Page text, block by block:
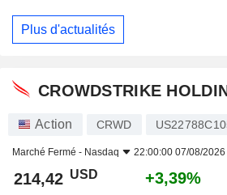
Plus d'actualités
CROWDSTRIKE
Action CRWD
Marché Fermé - Nasdaq 22:00:00 07/08/2026
214,42 USD +3,39%